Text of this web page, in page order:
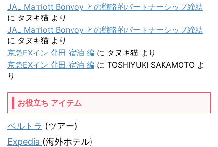
JAL Marriott Bonvoy との戦略的パートナーシップ締結
に タヌキ猫 より
JAL Marriott Bonvoy との戦略的パートナーシップ締結
に タヌキ猫 より
京急EXイン 蒲田 宿泊 編 に タヌキ猫 より
京急EXイン 蒲田 宿泊 編 に TOSHIYUKI SAKAMOTO よ
り
お役立ち アイテム
ベルトラ (ツアー)
Expedia (海外ホテル)